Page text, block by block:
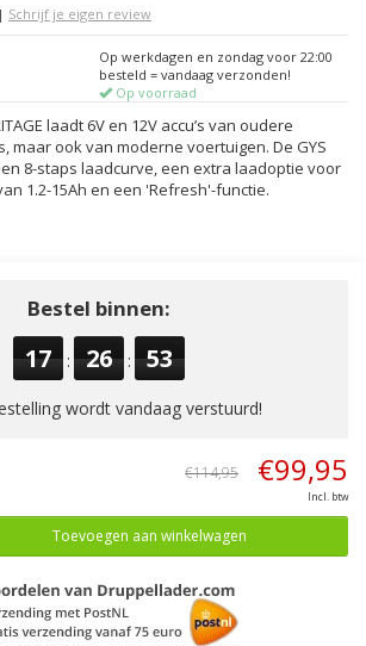
| Schrijf je eigen review
Op werkdagen en zondag voor 22:00
besteld = vandaag verzonden!
Op voorraad
laadt 6V en 12V accu’s van oudere
maar ook van moderne voertuigen. De GYS
8-staps laadcurve, een extra laadoptie voor
1.2-15Ah en een 'Refresh'-functie.
Bestel binnen:
17 : 26 : 52
wordt vandaag verstuurd!
€114,95 €99,95
Incl. btw
Toevoegen aan winkelwagen